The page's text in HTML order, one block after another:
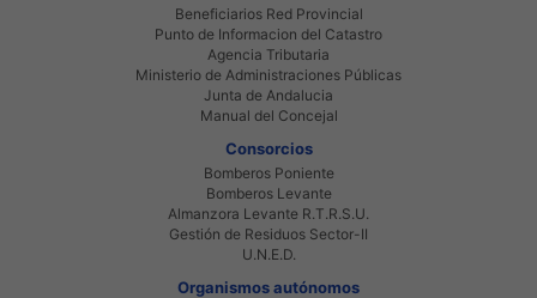
Beneficiarios Red Provincial
Punto de Informacion del Catastro
Agencia Tributaria
Ministerio de Administraciones Públicas
Junta de Andalucia
Manual del Concejal
Consorcios
Bomberos Poniente
Bomberos Levante
Almanzora Levante R.T.R.S.U.
Gestión de Residuos Sector-II
U.N.E.D.
Organismos autónomos